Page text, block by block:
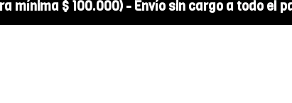
mínima $ 100.000) - Envío sin cargo a todo el